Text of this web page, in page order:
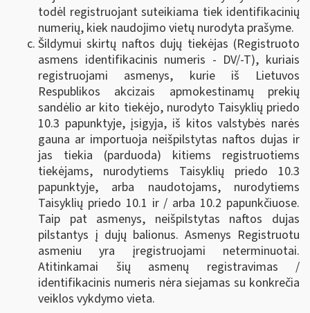
todėl registruojant suteikiama tiek identifikacinių
numerių, kiek naudojimo vietų nurodyta prašyme.
Šildymui skirtų naftos dujų tiekėjas (Registruoto
asmens identifikacinis numeris - DV/-T), kuriais
registruojami asmenys, kurie iš Lietuvos
Respublikos akcizais apmokestinamų prekių
sandėlio ar kito tiekėjo, nurodyto Taisyklių priedo
10.3 papunktyje, įsigyja, iš kitos valstybės narės
gauna ar importuoja neišpilstytas naftos dujas ir
jas tiekia (parduoda) kitiems registruotiems
tiekėjams, nurodytiems Taisyklių priedo 10.3
papunktyje, arba naudotojams, nurodytiems
Taisyklių priedo 10.1 ir / arba 10.2 papunkčiuose.
Taip pat asmenys, neišpilstytas naftos dujas
pilstantys į dujų balionus. Asmenys Registruotu
asmeniu yra įregistruojami neterminuotai.
Atitinkamai šių asmenų registravimas /
identifikacinis numeris nėra siejamas su konkrečia
veiklos vykdymo vieta.